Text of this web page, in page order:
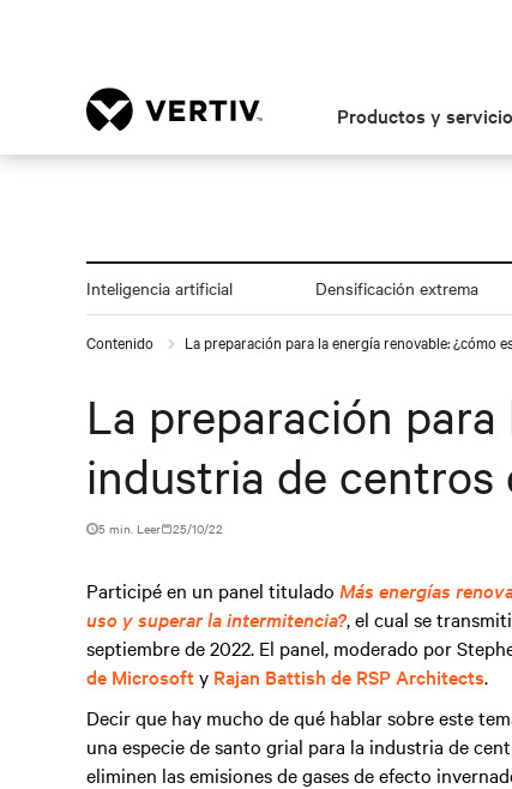
Productos y
Inteligencia artificial Densificación extrema
Contenido La preparación para la energía renovable: ¿cómo
La preparación
industria de centros
5 min. Leer 25/10/22
Participé en un panel titulado Más energías
uso y superar la intermitencia?, el cual se
septiembre de 2022. El panel, moderado por
de Microsofty Rajan Battish de RSP Architects.
Decir que hay mucho de qué hablar sobre este
una especie de santo grial para la industria de
eliminen las emisiones de gases de efecto